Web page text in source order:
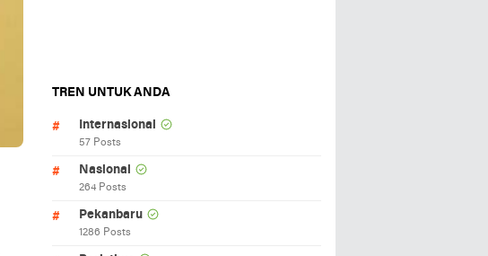
TREN UNTUK ANDA
Internasional
57 Posts
Nasional
264 Posts
Pekanbaru
1286 Posts